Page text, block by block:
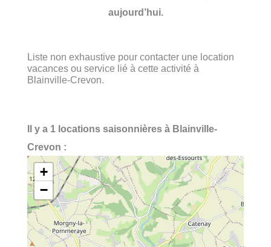
aujourd’hui.
Liste non exhaustive pour contacter une location
vacances ou service lié à cette activité à
Blainville-Crevon.
Il y a 1 locations saisonnières à Blainville-
Crevon :
+
−